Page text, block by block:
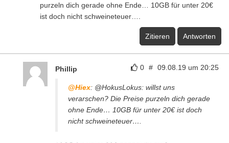
purzeln dich gerade ohne Ende… 10GB für unter 20€
ist doch nicht schweineteuer….
Zitieren Antworten
0 # 09.08.19 um 20:25
Phillip
@Hiex: @HokusLokus: willst uns
verarschen? Die Preise purzeln dich gerade
ohne Ende… 10GB für unter 20€ ist doch
nicht schweineteuer….